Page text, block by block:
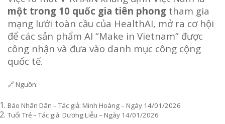
một trong 10 quốc gia tiên phong tham gia
mạng lưới toàn cầu của HealthAI, mở ra cơ hội
để các sản phẩm AI “Make in Vietnam” được
công nhận và đưa vào danh mục công cộng
quốc tế.
🔗 Nguồn:
Báo Nhân Dân – Tác giả: Minh Hoàng – Ngày 14/01/2026
Tuổi Trẻ – Tác giả: Dương Liễu – Ngày 14/01/2026